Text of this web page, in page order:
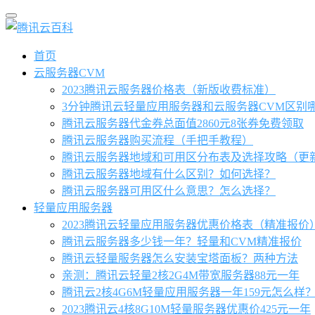
首页
云服务器CVM
2023腾讯云服务器价格表（新版收费标准）
3分钟腾讯云轻量应用服务器和云服务器CVM区别
腾讯云服务器代金券总面值2860元8张券免费领取
腾讯云服务器购买流程（手把手教程）
腾讯云服务器地域和可用区分布表及选择攻略（更
腾讯云服务器地域有什么区别？如何选择？
腾讯云服务器可用区什么意思？怎么选择？
轻量应用服务器
2023腾讯云轻量应用服务器优惠价格表（精准报价）
腾讯云服务器多少钱一年？轻量和CVM精准报价
腾讯云轻量服务器怎么安装宝塔面板？两种方法
亲测：腾讯云轻量2核2G4M带宽服务器88元一年
腾讯云2核4G6M轻量应用服务器一年159元怎么样？
2023腾讯云4核8G10M轻量服务器优惠价425元一年